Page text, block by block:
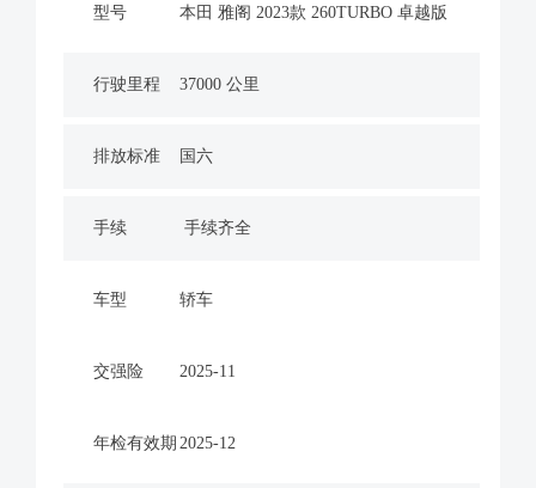
型号 本田 雅阁 2023款 260TURBO 卓越版
行驶里程 37000 公里
排放标准 国六
手续 手续齐全
车型 轿车
交强险 2025-11
年检有效期 2025-12